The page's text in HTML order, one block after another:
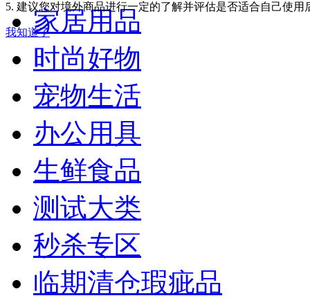
5. 建议您对境外商品进行一定的了解并评估是否适合自己使用
我知道了家居用品
时尚好物
宠物生活
办公用具
生鲜食品
测试大类
秒杀专区
临期清仓瑕疵品